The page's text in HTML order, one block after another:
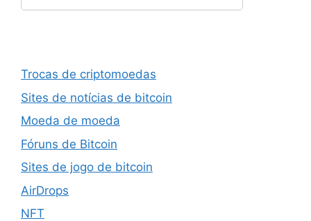
Trocas de criptomoedas
Sites de notícias de bitcoin
Moeda de moeda
Fóruns de Bitcoin
Sites de jogo de bitcoin
AirDrops
NFT